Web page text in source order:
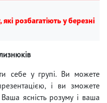
розбагатіють у березні
себе у групі. Ви можете
і ви зможете
ясність розуму і ваша